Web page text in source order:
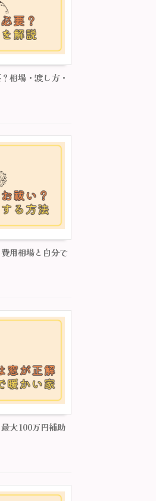
相場・渡し方・
用相場と自分で
大100万円補助